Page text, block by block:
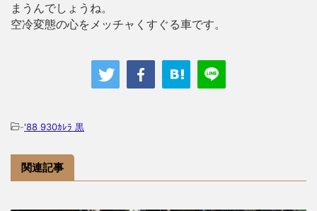
まうんでしょうね。
空冷変態の心をメッチャくすぐる車です。
-'88 930ｶﾚﾗ 黒
関連記事